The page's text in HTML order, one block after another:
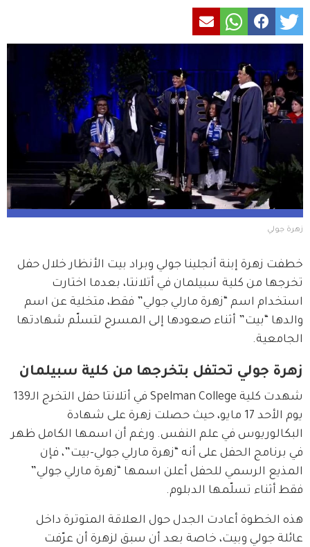
زهرة جولي
خطفت زهرة إبنة أنجلينا جولي وبراد بيت الأنظار خلال حفل
تخرجها من كلية سبيلمان في أتلانتا، بعدما اختارت
استخدام اسم “زهرة مارلي جولي” فقط، متخلية عن اسم
والدها “بيت” أثناء صعودها إلى المسرح لتسلّم شهادتها
الجامعية.
زهرة جولي تحتفل بتخرجها من كلية سبيلمان
يوم الأحد 17 مايو، حيث حصلت زهرة على شهادة
البكالوريوس في علم النفس. ورغم أن اسمها الكامل ظهر
في برنامج الحفل على أنه “زهرة مارلي جولي-بيت”، فإن
المذيع الرسمي للحفل أعلن اسمها “زهرة مارلي جولي”
فقط أثناء تسلّمها الدبلوم.
هذه الخطوة أعادت الجدل حول العلاقة المتوترة داخل
عائلة جولي وبيت، خاصة بعد أن سبق لزهرة أن عرّفت